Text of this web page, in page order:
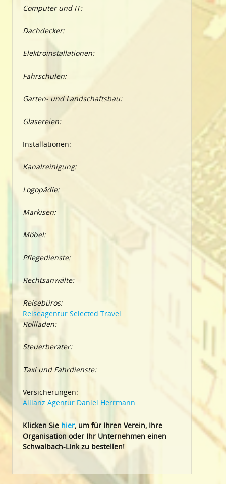
Computer und IT:
Dachdecker:
Elektroinstallationen:
Fahrschulen:
Garten- und Landschaftsbau:
Glasereien:
Installationen:
Kanalreinigung:
Logopädie:
Markisen:
Möbel:
Pflegedienste:
Rechtsanwälte:
Reisebüros:
Reiseagentur Selected Travel
Rollläden:
Steuerberater:
Taxi und Fahrdienste:
Versicherungen:
Allianz Agentur Daniel Herrmann
Klicken Sie hier, um für Ihren Verein, Ihre
Organisation oder Ihr Unternehmen einen
Schwalbach-Link zu bestellen!